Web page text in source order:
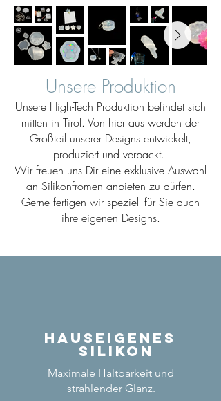
Unsere Produktion
Unsere High-Tech Produktion befindet sich
mitten in Tirol. Von hier aus werden der
Großteil unserer Designs entwickelt,
produziert und verpackt.
Wir freuen uns Dir eine exklusive Auswahl
an Silikonfromen anbieten zu dürfen.
Gerne fertigen wir speziell für Sie auch
ihre eigenen Designs.
Hauseigenes
Silikon
Maximale Haltbarkeit und
strahlender Glanz.